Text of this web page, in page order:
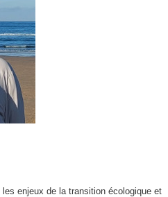
enjeux de la transition écologique et